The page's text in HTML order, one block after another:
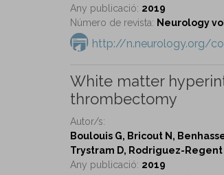
Any publicació: 2019
Número de revista: Neurology
http://n.neurology.org/
White matter
thrombectomy
Autor/s:
Boulouis G, Bricout N,
Trystram D, Rodriguez-Regent
Any publicació: 2019